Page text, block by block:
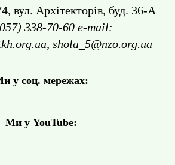
вул. Архітекторів, буд. 36-А
338-70-60 e-mail:
shola_5@nzo.org.ua
у соц. мережах:
Ми у YouTube: